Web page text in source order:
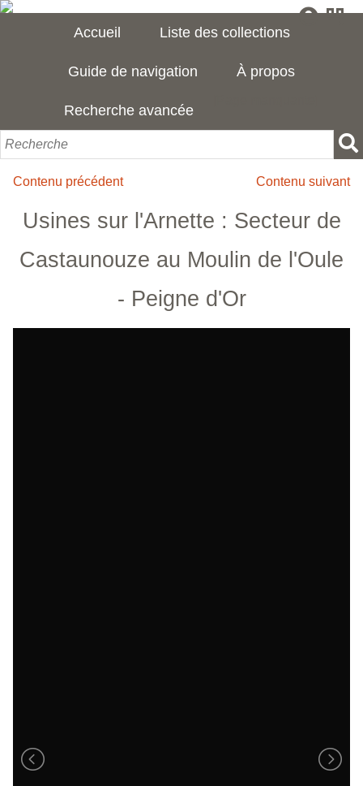
Accueil Liste des collections
Guide de navigation À propos
Recherche avancée
Contenu précédent Contenu suivant
Usines sur l'Arnette : Secteur de
Castaunouze au Moulin de l'Oule
- Peigne d'Or